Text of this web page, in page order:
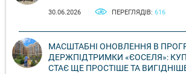
30.06.2026 ПЕРЕГЛЯДІВ: 616
МАСШТАБНІ ОНОВЛЕННЯ В
ДЕРЖПІДТРИМКИ «ЄОСЕЛЯ»:
СТАЄ ЩЕ ПРОСТІШЕ ТА